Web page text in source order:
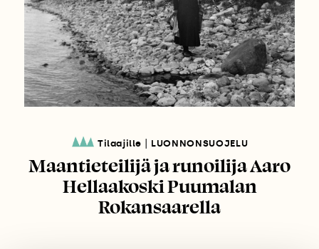
Tilaajille LUONNONSUOJELU
Maantieteilijä ja runoilija Aaro
Hellaakoski Puumalan
Rokansaarella